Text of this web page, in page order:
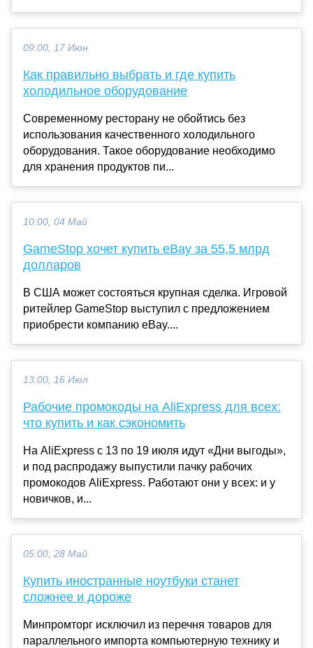
09:00, 17 Июн
Как правильно выбрать и где купить
холодильное оборудование
Современному ресторану не обойтись без
использования качественного холодильного
оборудования. Такое оборудование необходимо
для хранения продуктов пи...
10:00, 04 Май
GameStop хочет купить eBay за 55,5 млрд
долларов
В США может состояться крупная сделка. Игровой
ритейлер GameStop выступил с предложением
приобрести компанию eBay....
13:00, 16 Июл
Рабочие промокоды на AliExpress для всех:
что купить и как сэкономить
На AliExpress с 13 по 19 июля идут «Дни выгоды»,
и под распродажу выпустили пачку рабочих
промокодов AliExpress. Работают они у всех: и у
новичков, и...
05:00, 28 Май
Купить иностранные ноутбуки станет
сложнее и дороже
Минпромторг исключил из перечня товаров для
параллельного импорта компьютерную технику и